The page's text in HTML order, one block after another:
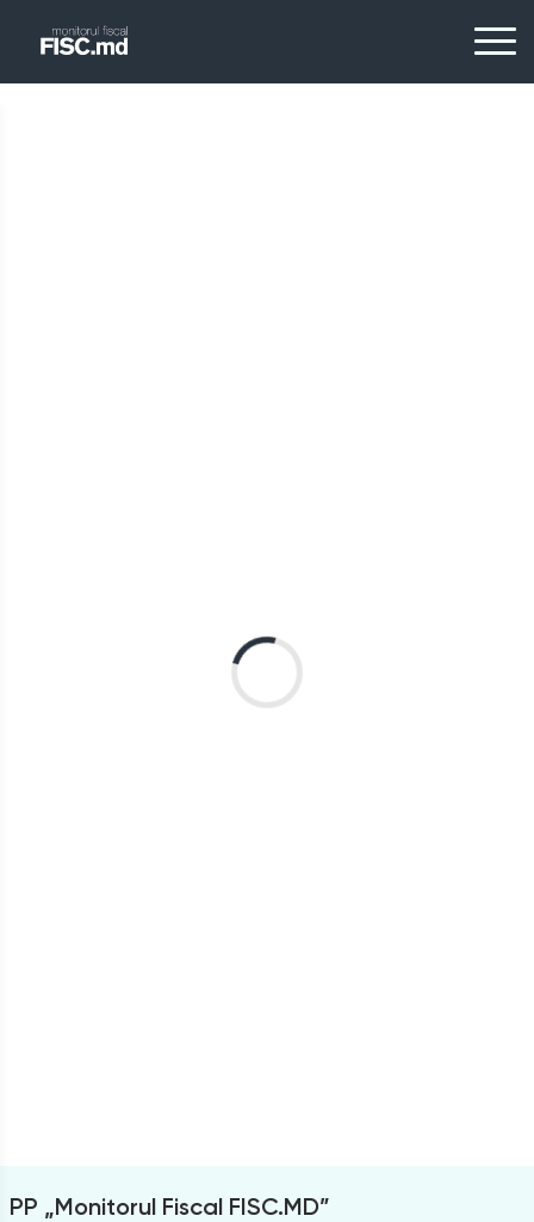
PP „Monitorul Fiscal FISC.MD”